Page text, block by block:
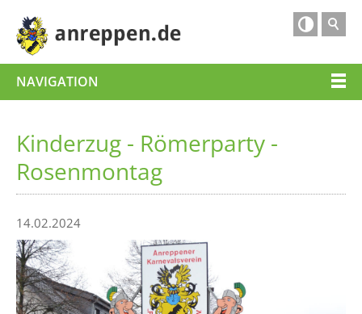

NAVIGATION
Kinderzug - Römerparty -
Rosenmontag
14.02.2024